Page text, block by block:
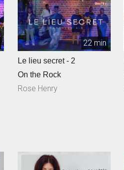
22 min
Le lieu secret - 2
On the Rock
Rose Henry